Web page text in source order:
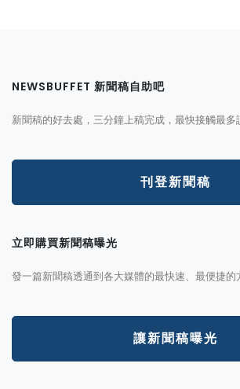
NEWSBUFFET 新聞稿自助吧
新聞稿的好去處，三分鐘上稿完成，最快接觸最多
刊登新聞稿
立即購買新聞稿曝光
發一篇新聞稿透通到各大媒體的最快速、最便捷的
讓新聞稿曝光